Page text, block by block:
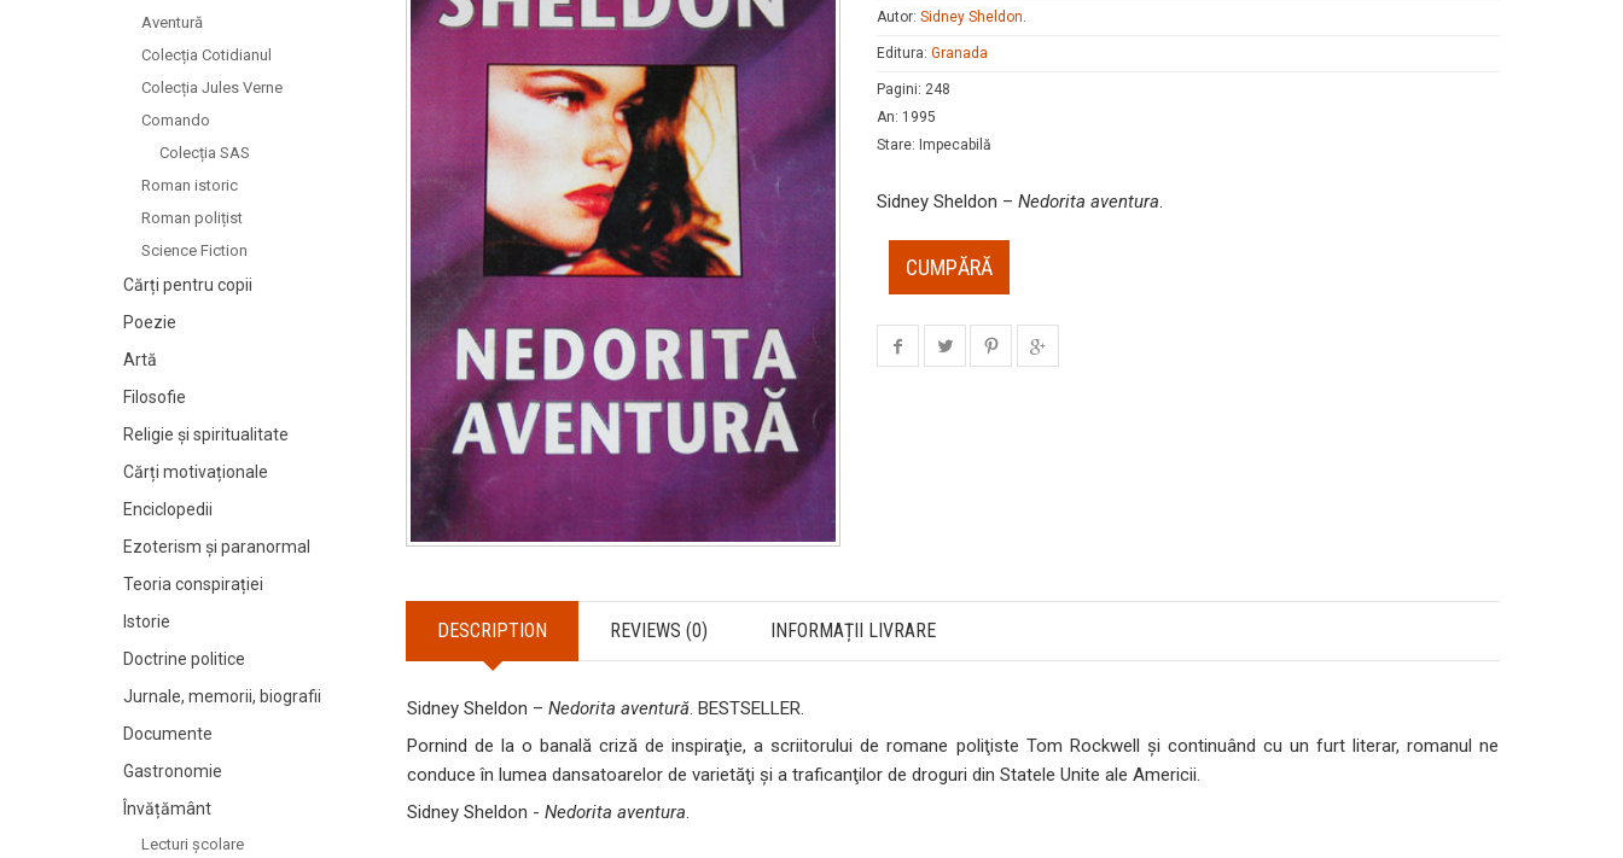
Autor: Sidney Sheldon.
Editura: Granada
Pagini: 248
An: 1995
Stare: Impecabilă
Sidney Sheldon – Nedorita aventura.
CUMPĂRĂ
DESCRIPTION REVIEWS (0) INFORMAȚII LIVRARE
Sidney Sheldon – Nedorita aventură. BESTSELLER.
Pornind de la o banală criză de inspiraţie, a scriitorului de romane poliţiste Tom Rockwell şi continuând cu un furt literar, romanul ne
conduce în lumea dansatoarelor de varietăţi şi a traficanţilor de droguri din Statele Unite ale Americii.
Sidney Sheldon - Nedorita aventura.
Aventură
Colecția Cotidianul
Colecția Jules Verne
Comando
Colecția SAS
Roman istoric
Roman polițist
Science Fiction
Cărți pentru copii
Poezie
Artă
Filosofie
Religie și spiritualitate
Cărți motivaționale
Enciclopedii
Ezoterism și paranormal
Teoria conspirației
Istorie
Doctrine politice
Jurnale, memorii, biografii
Documente
Gastronomie
Învățământ
Lecturi şcolare